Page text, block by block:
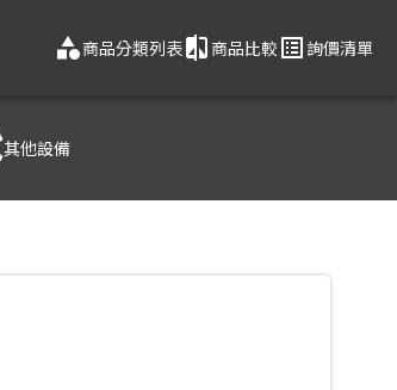
category商品分類列表compare商品比較 list_alt 詢價清單
其他設備